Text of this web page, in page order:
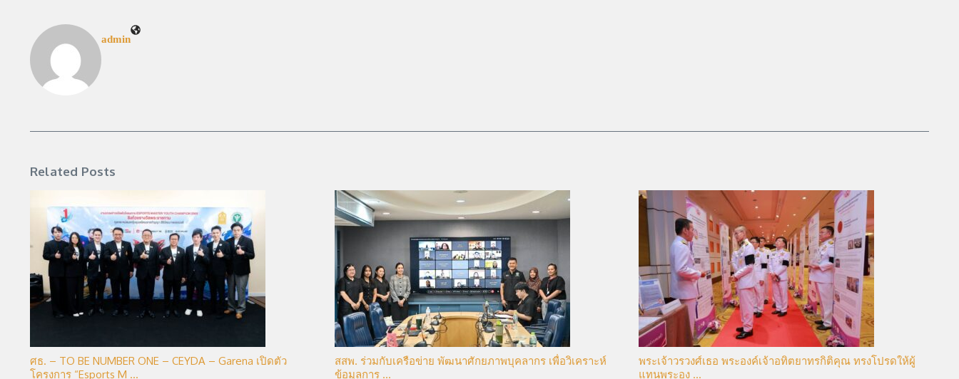
admin
Related Posts
ศธ. – TO BE NUMBER ONE – CEYDA – Garena เปิดตัว
โครงการ “Esports M ...
สสพ. ร่วมกับเครือข่าย พัฒนาศักยภาพบุคลากร เพื่อวิเคราะห์
ข้อมูลการ ...
พระเจ้าวรวงศ์เธอ พระองค์เจ้าอทิตยาทรกิติคุณ ทรงโปรดให้ผู้
แทนพระอง ...